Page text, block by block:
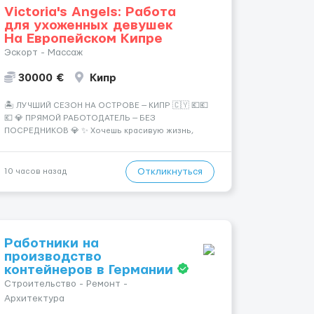
Victoria's Angels: Работа
для ухоженных девушек
На Европейском Кипре
Эскорт - Массаж
30000 € Кипр
🏝️ ЛУЧШИЙ СЕЗОН НА ОСТРОВЕ — КИПР 🇨🇾 💶💶
💶 💎 ПРЯМОЙ РАБОТОДАТЕЛЬ — БЕЗ
ПОСРЕДНИКОВ 💎 ✨ Хочешь красивую жизнь,
— Опытная команда с годами практики —
Стабильный поток клиентов (без ...
10 часов назад Откликнуться
Работники на
производство
контейнеров в Германии
Строительство - Ремонт -
Архитектура